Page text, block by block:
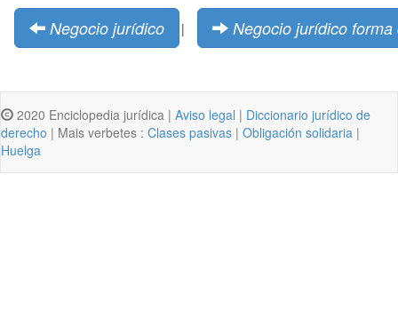
Negocio jurídico | Negocio jurídico forma
2020 Enciclopedia jurídica | Aviso legal | Diccionario jurídico de
derecho | Mais verbetes : Clases pasivas | Obligación solidaria |
Huelga